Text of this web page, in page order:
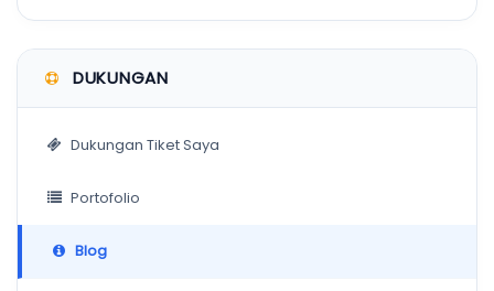
DUKUNGAN
Dukungan Tiket Saya
Portofolio
Blog